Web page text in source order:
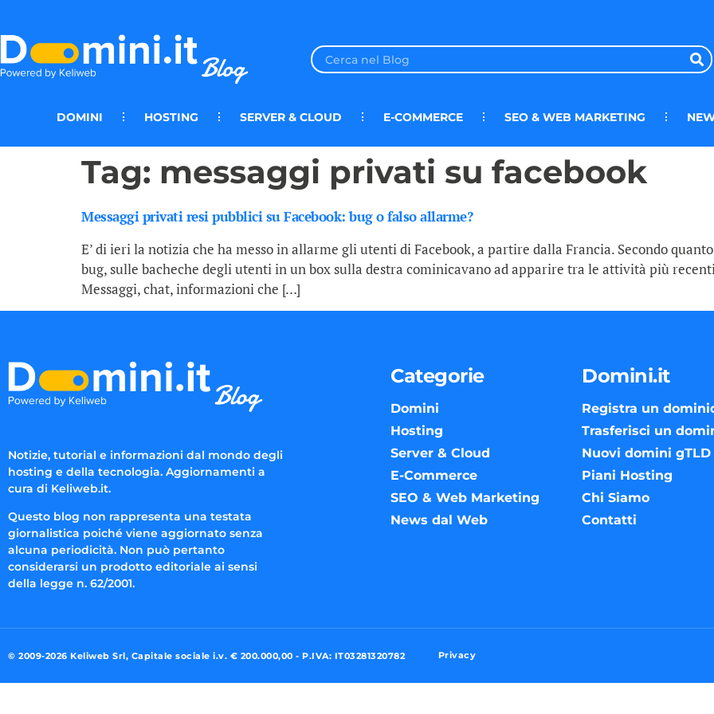
DOMINI HOSTING SERVER & CLOUD E-COMMERCE SEO & WEB MARKETING
Tag: messaggi privati su facebook
Messaggi privati resi pubblici su Facebook: bug o falso allarme?
E’ di ieri la notizia che ha messo in allarme gli utenti di Facebook, a partire dalla Francia. Secondo
bug, sulle bacheche degli utenti in un box sulla destra cominicavano ad apparire tra le attività più
Messaggi, chat, informazioni che […]
Notizie, tutorial e informazioni dal mondo degli
hosting e della tecnologia. Aggiornamenti a
cura di Keliweb.it.
Questo blog non rappresenta una testata
giornalistica poiché viene aggiornato senza
alcuna periodicità. Non può pertanto
considerarsi un prodotto editoriale ai sensi
della legge n. 62/2001.
Categorie
Domini
Hosting
Server & Cloud
E-Commerce
SEO & Web Marketing
News dal Web
Domini.it
Registra un
Trasferisci un
Nuovi domini gTLD
Piani Hosting
Chi Siamo
Contatti
© 2009-2026 Keliweb Srl, Capitale sociale i.v. € 200.000,00 - P.IVA: IT03281320782 Privacy